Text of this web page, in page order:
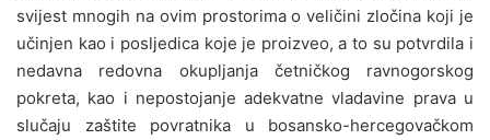
svijest mnogih na ovim prostorima o veličini zločina koji je
učinjen kao i posljedica koje je proizveo, a to su potvrdila i
nedavna redovna okupljanja četničkog ravnogorskog
pokreta, kao i nepostojanje adekvatne vladavine prava u
slučaju zaštite povratnika u bosansko-hercegovačkom